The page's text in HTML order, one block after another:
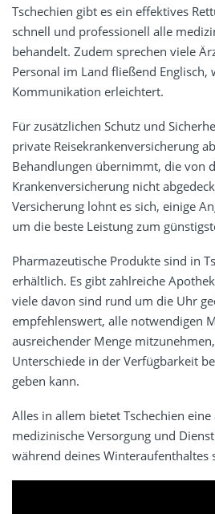
Tschechien gibt es ein effektives
schnell und professionell alle
behandelt. Zudem sprechen viele
Personal im Land fließend Englisch,
Kommunikation erleichtert.
Für zusätzlichen Schutz und
private Reisekrankenversicherung
Behandlungen übernimmt, die von
Krankenversicherung nicht
Versicherung lohnt es sich, einige
um die beste Leistung zum
Pharmazeutische Produkte sind in
erhältlich. Es gibt zahlreiche
viele davon sind rund um die Uhr
empfehlenswert, alle notwendigen
ausreichender Menge
Unterschiede in der Verfügbarkeit
geben kann.
Alles in allem bietet Tschechien eine
medizinische Versorgung und
während deines Winteraufenthaltes